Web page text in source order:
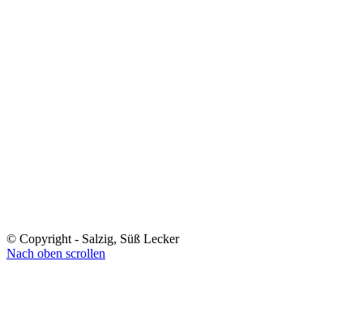
© Copyright - Salzig, Süß Lecker
Nach oben scrollen